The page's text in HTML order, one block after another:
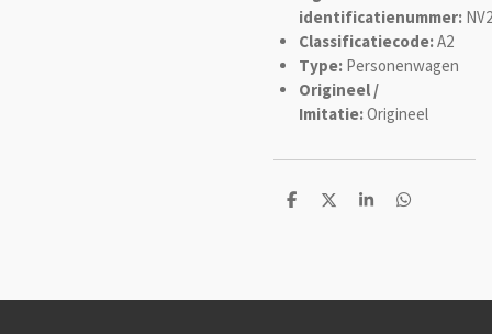
identificatienummer:
Classificatiecode:A2
Type: Personenwagen
Origineel /
Imitatie:Origineel
D
D
S
D